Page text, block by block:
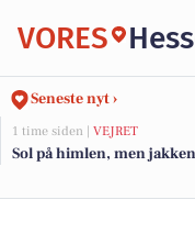
VORES
Seneste nyt ›
1 time siden | VEJRET
Sol på himlen, men